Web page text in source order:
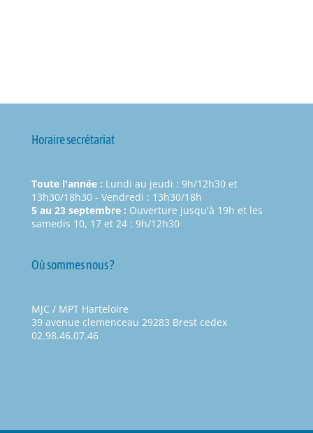
Horaire secrétariat
Toute l'année : Lundi au jeudi : 9h/12h30 et
13h30/18h30 - Vendredi : 13h30/18h
5 au 23 septembre : Ouverture jusqu'à 19h et les
samedis 10, 17 et 24 : 9h/12h30
Où sommes nous ?
MJC / MPT Harteloire
39 avenue clemenceau 29283 Brest cedex
02.98.46.07.46